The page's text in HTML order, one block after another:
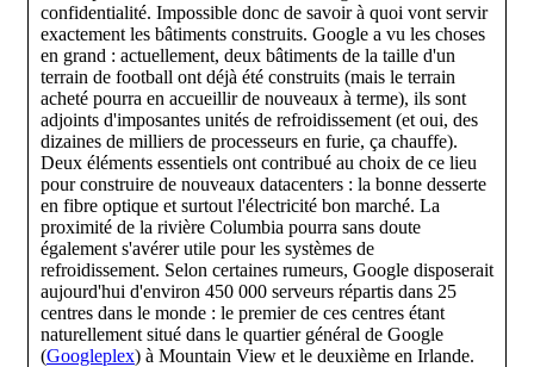
confidentialité. Impossible donc de savoir à quoi vont servir
exactement les bâtiments construits. Google a vu les choses
en grand : actuellement, deux bâtiments de la taille d'un
terrain de football ont déjà été construits (mais le terrain
acheté pourra en accueillir de nouveaux à terme), ils sont
adjoints d'imposantes unités de refroidissement (et oui, des
dizaines de milliers de processeurs en furie, ça chauffe).
Deux éléments essentiels ont contribué au choix de ce lieu
pour construire de nouveaux datacenters : la bonne desserte
en fibre optique et surtout l'électricité bon marché. La
proximité de la rivière Columbia pourra sans doute
également s'avérer utile pour les systèmes de
refroidissement. Selon certaines rumeurs, Google disposerait
aujourd'hui d'environ 450 000 serveurs répartis dans 25
centres dans le monde : le premier de ces centres étant
naturellement situé dans le quartier général de Google
(Googleplex) à Mountain View et le deuxième en Irlande.